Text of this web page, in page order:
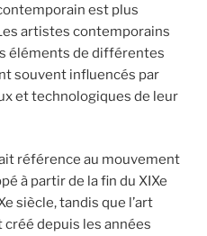
est plus
artistes contemporains
éléments de différentes
souvent influencés par
et technologiques de leur
référence au mouvement
à partir de la fin du XIXe
siècle, tandis que l’art
depuis les années